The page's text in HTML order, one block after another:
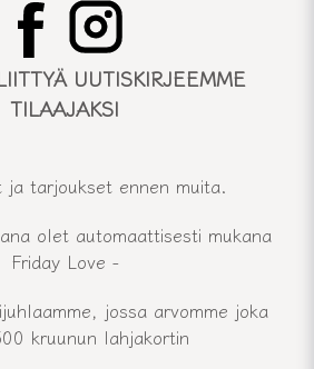
UUTISKIRJEEMME
TILAAJAKSI
ja tarjoukset ennen muita.
olet automaattisesti mukana
Friday Love -
jossa arvomme joka
kruunun lahjakortin